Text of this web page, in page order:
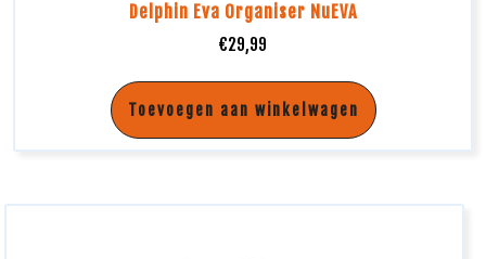
Delphin Eva Organiser NuEVA
€29,99
Toevoegen aan winkelwagen